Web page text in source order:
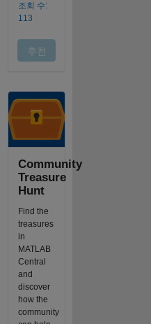
Community
Treasure
Hunt
Find the
treasures
in
MATLAB
Central
and
discover
how the
community